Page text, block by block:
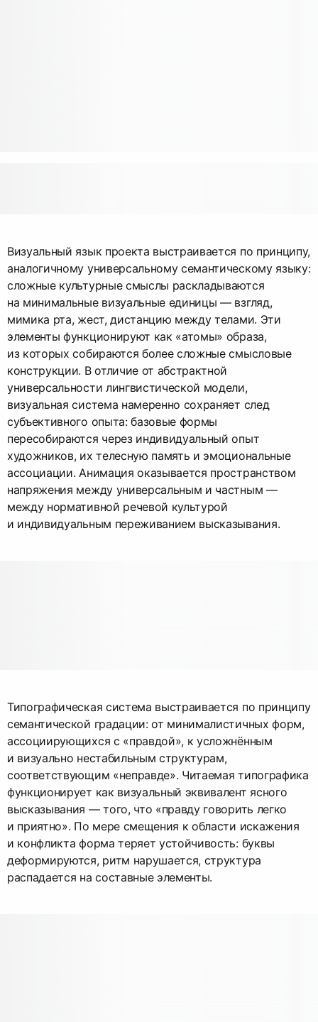
Визуальный язык проекта выстраивается по принципу,
аналогичному универсальному семантическому языку:
сложные культурные смыслы раскладываются
на минимальные визуальные единицы — взгляд,
мимика рта, жест, дистанцию между телами. Эти
элементы функционируют как «атомы» образа,
из которых собираются более сложные смысловые
конструкции. В отличие от абстрактной
универсальности лингвистической модели,
визуальная система намеренно сохраняет след
субъективного опыта: базовые формы
пересобираются через индивидуальный опыт
художников, их телесную память и эмоциональные
ассоциации. Анимация оказывается пространством
напряжения между универсальным и частным —
между нормативной речевой культурой
и индивидуальным переживанием высказывания.
Типографическая система выстраивается по принципу
семантической градации: от минималистичных форм,
ассоциирующихся с «правдой», к усложнённым
и визуально нестабильным структурам,
соответствующим «неправде». Читаемая типографика
функционирует как визуальный эквивалент ясного
высказывания — того, что «правду говорить легко
и приятно». По мере смещения к области искажения
и конфликта форма теряет устойчивость: буквы
деформируются, ритм нарушается, структура
распадается на составные элементы.